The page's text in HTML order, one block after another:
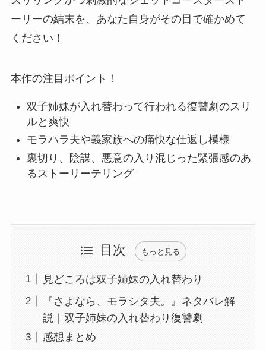
ーリーの結末を、あなた自身がその目で確かめて
ください！
本作の注目ポイント！
双子姉妹が入れ替わって行われる復讐劇のスリ
ルと爽快
モラハラ夫や義家族への痛快な仕返し模様
裏切り、陰謀、悪意の入り混じった緊張感のあ
るストーリーテリング
目次 もっと見る
見どころは双子姉妹の入れ替わり
『さよなら、モラシタ夫。』ネタバレ解
説｜双子姉妹の入れ替わり復讐劇
感想まとめ